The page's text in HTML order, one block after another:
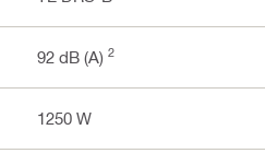
92 dB (A) 2
1250 W